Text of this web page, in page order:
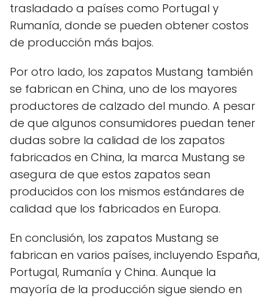
trasladado a países como Portugal y
Rumanía, donde se pueden obtener costos
de producción más bajos.
Por otro lado, los zapatos Mustang también
se fabrican en China, uno de los mayores
productores de calzado del mundo. A pesar
de que algunos consumidores puedan tener
dudas sobre la calidad de los zapatos
fabricados en China, la marca Mustang se
asegura de que estos zapatos sean
producidos con los mismos estándares de
calidad que los fabricados en Europa.
En conclusión, los zapatos Mustang se
fabrican en varios países, incluyendo España,
Portugal, Rumanía y China. Aunque la
mayoría de la producción sigue siendo en